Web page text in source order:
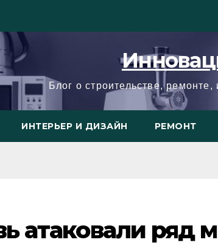
Блог о строительстве,
ИНТЕРЬЕР И ДИЗАЙН РЕМОНТ
атаковали ряд